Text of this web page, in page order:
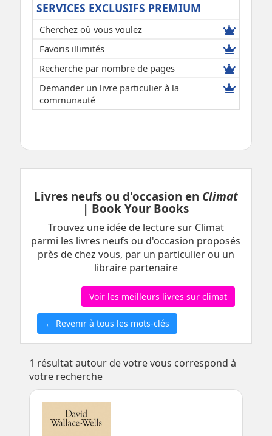
SERVICES EXCLUSIFS PREMIUM
Cherchez où vous voulez
Favoris illimités
Recherche par nombre de pages
Demander un livre particulier à la
communauté
Livres neufs ou d'occasion en Climat
| Book Your Books
Trouvez une idée de lecture sur Climat
parmi les livres neufs ou d'occasion proposés
près de chez vous, par un particulier ou un
libraire partenaire
Voir les meilleurs livres sur climat
← Revenir à tous les mots-clés
1 résultat autour de votre vous correspond à
votre recherche